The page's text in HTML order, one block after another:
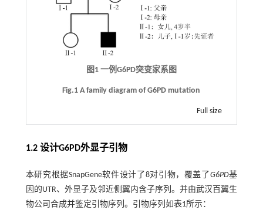
图1 一例G6PD突变家系图
Fig.1 A family diagram of G6PD mutation
Full size
1.2 设计G6PD外显子引物
本研究根据SnapGene软件设计了8对引物，覆盖了 G6PD基
因的UTR、外显子及邻近侧翼内含子序列。并由武汉百翼生
物公司合成并鉴定引物序列。引物序列如表1所示：